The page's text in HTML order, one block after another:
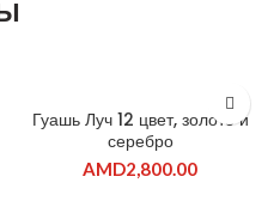
Гуашь Луч 12 цвет, золото и
серебро
AMD2,800.00